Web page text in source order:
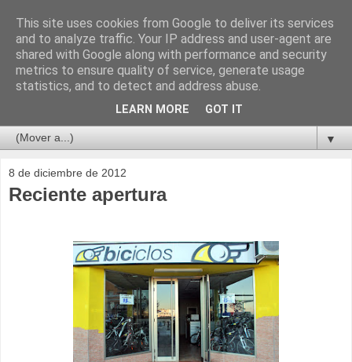
▼
8 de diciembre de 2012
Reciente apertura
This site uses cookies from Google to deliver its services
and to analyze traffic. Your IP address and user-agent are
shared with Google along with performance and security
metrics to ensure quality of service, generate usage
statistics, and to detect and address abuse.
LEARN MORE GOT IT